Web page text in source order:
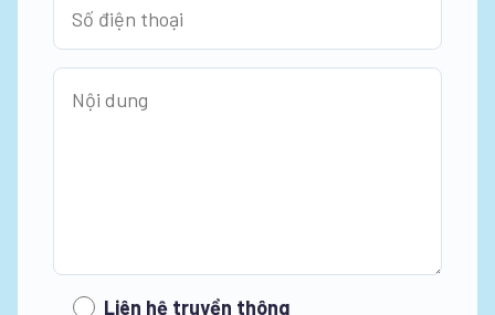
Liên hệ truyền thông